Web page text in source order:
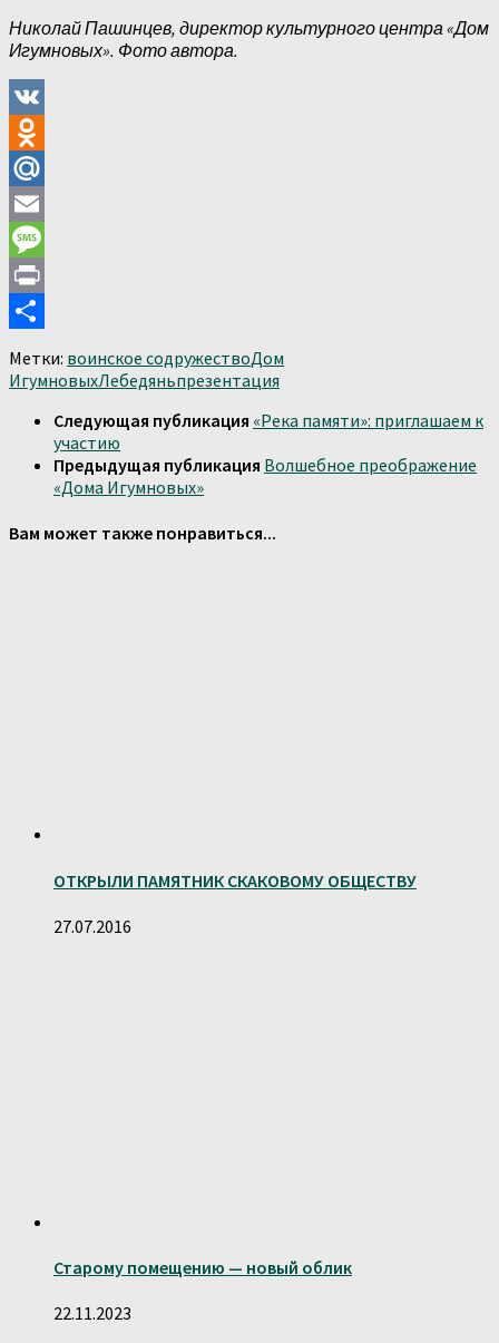
Николай Пашинцев, директор культурного центра «Дом
Игумновых». Фото автора.
VK
Odnoklassniki
Mail.Ru
Email
Message
Print
Метки: воинское содружествоДом
ИгумновыхЛебедяньпрезентация
Следующая публикация «Река памяти»: приглашаем к
участию
Предыдущая публикация Волшебное преображение
«Дома Игумновых»
Вам может также понравиться...
ОТКРЫЛИ ПАМЯТНИК СКАКОВОМУ ОБЩЕСТВУ
27.07.2016
Старому помещению — новый облик
22.11.2023